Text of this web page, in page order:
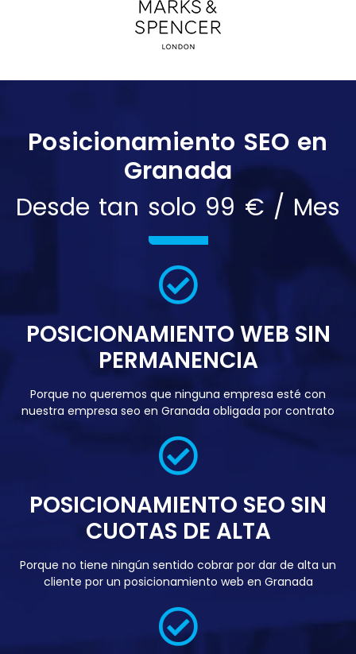
Posicionamiento SEO en
Granada
Desde tan solo 99 € / Mes
POSICIONAMIENTO WEB SIN
PERMANENCIA
Porque no queremos que ninguna empresa esté con
nuestra empresa seo en Granada obligada por contrato
POSICIONAMIENTO SEO SIN
CUOTAS DE ALTA
Porque no tiene ningún sentido cobrar por dar de alta un
cliente por un posicionamiento web en Granada